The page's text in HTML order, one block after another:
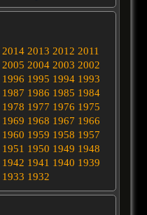
2014 2013 2012 2011
2005 2004 2003 2002
1996 1995 1994 1993
1987 1986 1985 1984
1978 1977 1976 1975
1969 1968 1967 1966
1960 1959 1958 1957
1951 1950 1949 1948
1942 1941 1940 1939
1933 1932